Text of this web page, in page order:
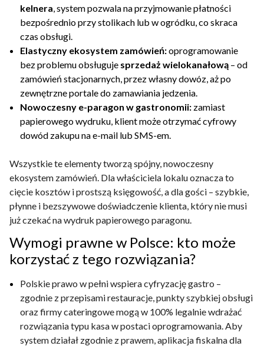
kelnera , system pozwala na przyjmowanie płatności
bezpośrednio przy stolikach lub w ogródku, co skraca
czas obsługi.
Elastyczny ekosystem zamówień:oprogramowanie
bez problemu obsługuje sprzedaż wielokanałową – od
zamówień stacjonarnych, przez własny dowóz, aż po
zewnętrzne portale do zamawiania jedzenia.
Nowoczesny e-paragon w gastronomii: zamiast
papierowego wydruku, klient może otrzymać cyfrowy
dowód zakupu na e-mail lub SMS-em.
Wszystkie te elementy tworzą spójny, nowoczesny
ekosystem zamówień. Dla właściciela lokalu oznacza to
cięcie kosztów i prostszą księgowość, a dla gości – szybkie,
płynne i bezszywowe doświadczenie klienta, który nie musi
już czekać na wydruk papierowego paragonu.
Wymogi prawne w Polsce: kto może
korzystać z tego rozwiązania?
Polskie prawo w pełni wspiera cyfryzację gastro –
zgodnie z przepisami restauracje, punkty szybkiej obsługi
oraz firmy cateringowe mogą w 100% legalnie wdrażać
rozwiązania typu kasa w postaci oprogramowania. Aby
system działał zgodnie z prawem, aplikacja fiskalna dla